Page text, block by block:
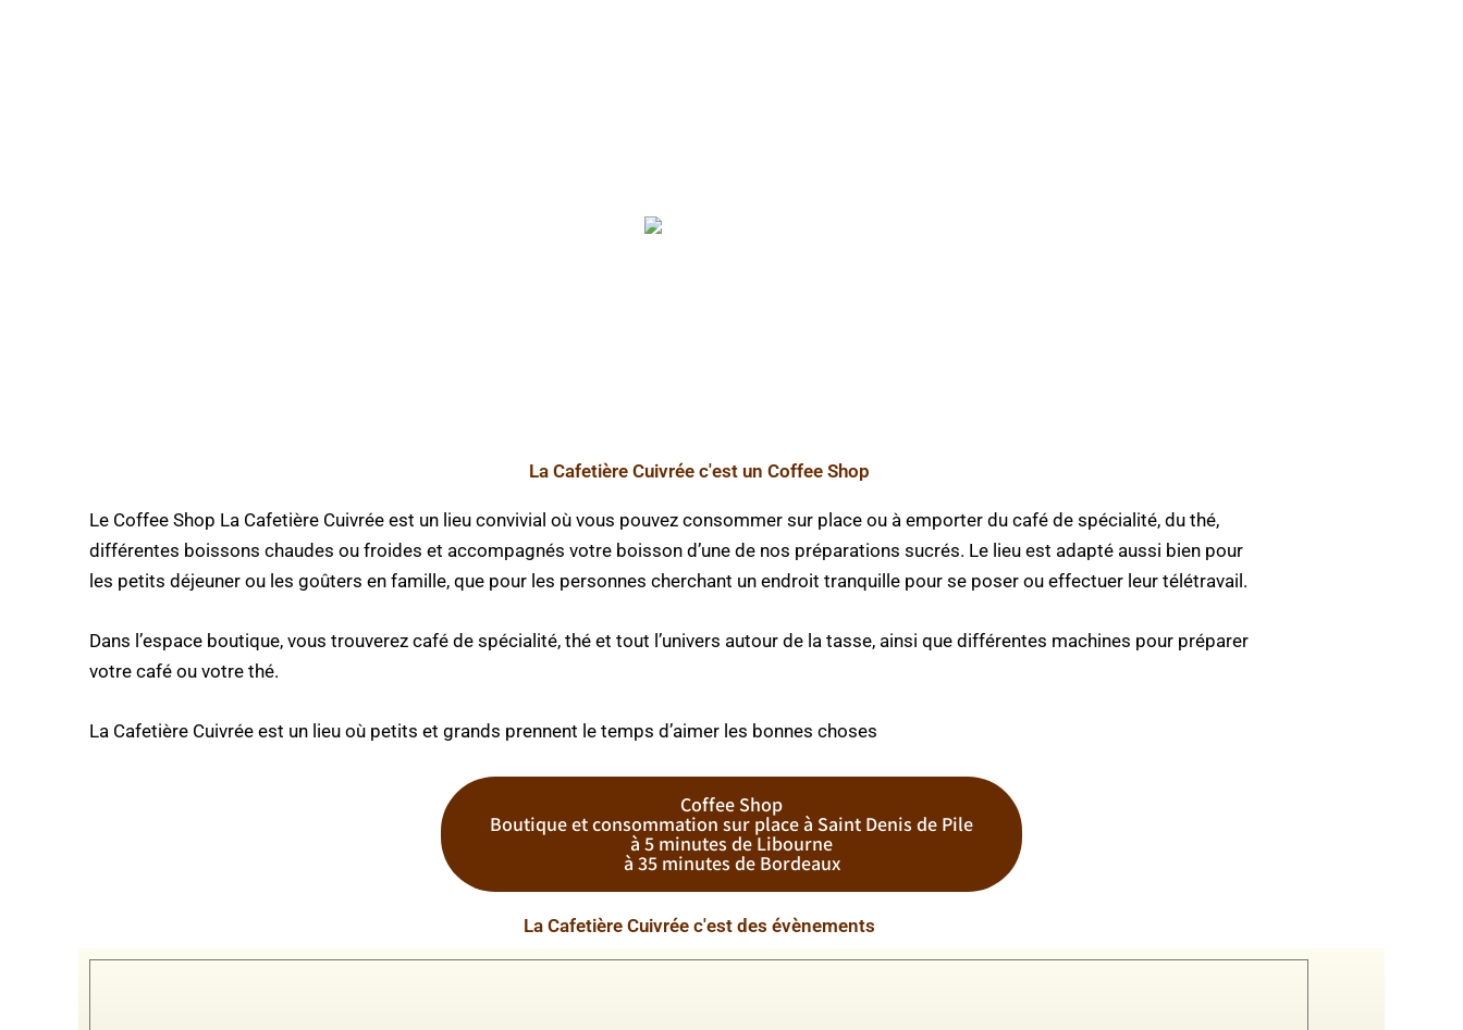
La Cafetière Cuivrée c'est un Coffee Shop
Le Coffee Shop La Cafetière Cuivrée est un lieu convivial où vous pouvez consommer sur place ou à emporter du café de spécialité, du thé,
différentes boissons chaudes ou froides et accompagnés votre boisson d’une de nos préparations sucrés. Le lieu est adapté aussi bien pour
les petits déjeuner ou les goûters en famille, que pour les personnes cherchant un endroit tranquille pour se poser ou effectuer leur télétravail.
Dans l’espace boutique, vous trouverez café de spécialité, thé et tout l’univers autour de la tasse, ainsi que différentes machines pour préparer
votre café ou votre thé.
La Cafetière Cuivrée est un lieu où petits et grands prennent le temps d’aimer les bonnes choses
Coffee Shop
Boutique et consommation sur place à Saint Denis de Pile
à 5 minutes de Libourne
à 35 minutes de Bordeaux
La Cafetière Cuivrée c'est des évènements